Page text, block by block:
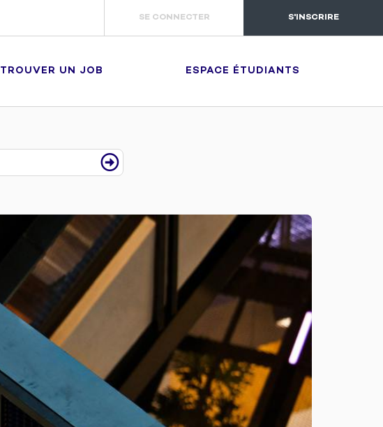
SE CONNECTER S'INSCRIRE
TROUVER UN JOB ESPACE ÉTUDIANTS